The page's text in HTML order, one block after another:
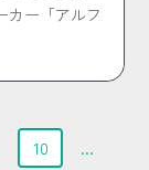
カー「アルフ
10 ...